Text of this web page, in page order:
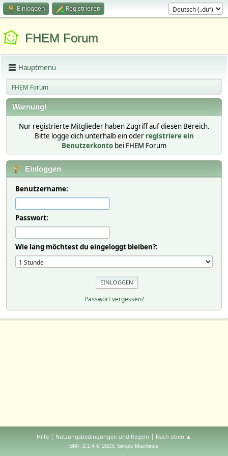
Einloggen Registrieren
FHEM Forum
Hauptmenü
FHEM Forum
Warnung!
Nur registrierte Mitglieder haben Zugriff auf diesen Bereich.
Bitte logge dich unterhalb ein oder registriere ein
Benutzerkonto bei FHEM Forum
Einloggen
Benutzername:
Passwort:
Wie lang möchtest du eingeloggt bleiben?:
Passwort vergessen?
Hilfe | Nutzungsbedingungen und Regeln | Nach oben ▲
SMF 2.1.4 © 2023, Simple Machines